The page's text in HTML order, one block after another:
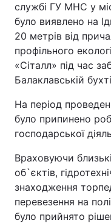
службі ГУ МНС у
було виявлено на
20 метрів від
профільного
«Сіталл» під час
Балаклавській
На період
було припинено
господарської
Враховуючи
об`єктів,
знаходження
перевезення на
було прийнято